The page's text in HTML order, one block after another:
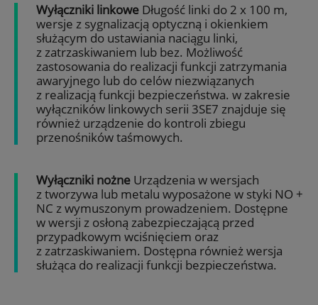
Wyłączniki linkowe Długość linki do 2 x 100 m,
wersje z sygnalizacją optyczną i okienkiem
służącym do ustawiania naciągu linki,
z zatrzaskiwaniem lub bez. Możliwość
zastosowania do realizacji funkcji zatrzymania
awaryjnego lub do celów niezwiązanych
z realizacją funkcji bezpieczeństwa. w zakresie
wyłączników linkowych serii 3SE7 znajduje się
również urządzenie do kontroli zbiegu
przenośników taśmowych.
Wyłączniki nożne Urządzenia w wersjach
z tworzywa lub metalu wyposażone w styki NO +
NC z wymuszonym prowadzeniem. Dostępne
w wersji z osłoną zabezpieczającą przed
przypadkowym wciśnięciem oraz
z zatrzaskiwaniem. Dostępna również wersja
służąca do realizacji funkcji bezpieczeństwa.